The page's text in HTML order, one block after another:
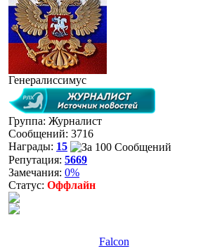
Генералиссимус
Группа: Журналист
Сообщений: 3716
Награды: 15
Репутация: 5669
Замечания: 0%
Статус: Оффлайн
Falcon